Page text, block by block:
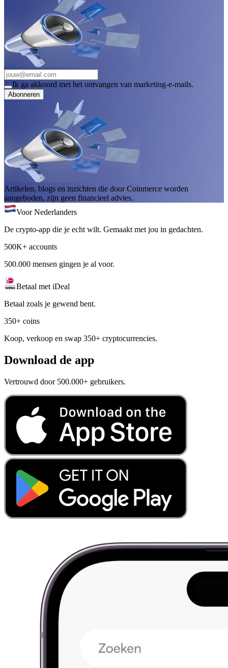
Ik ga akkoord met het ontvangen van marketing-e-mails.
Abonneren
Artikelen, blogs en inzichten die door Coinmerce worden
aangeboden, zijn geen financieel advies.
Voor Nederlanders
De crypto-app die je echt wilt. Gemaakt met jou in gedachten.
500K+ accounts
500.000 mensen gingen je al voor.
Betaal met iDeal
Betaal zoals je gewend bent.
350+ coins
Koop, verkoop en swap 350+ cryptocurrencies.
Download de app
Vertrouwd door 500.000+ gebruikers.